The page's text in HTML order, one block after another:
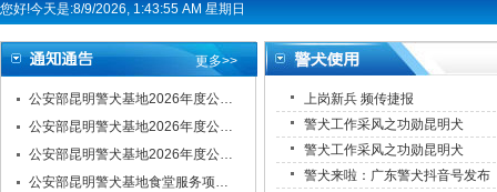
您好!今天是:8/9/2026, 1:43:56 AM 星期日
更多>>
公安部昆明警犬基地2026年度公…
公安部昆明警犬基地2026年度公…
公安部昆明警犬基地2026年度公…
公安部昆明警犬基地食堂服务项…
上岗新兵 频传捷报
警犬工作采风之功勋昆明犬
警犬工作采风之功勋昆明犬
警犬来啦：广东警犬抖音号发布